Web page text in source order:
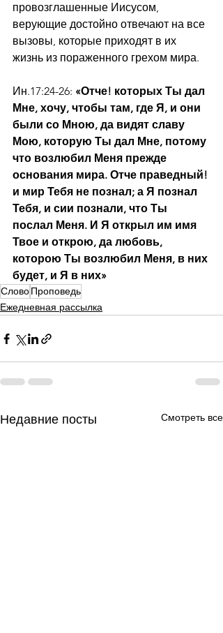
провозглашенные Иисусом,
верующие достойно отвечают на все
вызовы, которые приходят в их
жизнь из пораженного грехом мира.
Ин.17:24-26: «Отче! которых Ты дал
Мне, хочу, чтобы там, где Я, и они
были со Мною, да видят славу
Мою, которую Ты дал Мне, потому
что возлюбил Меня прежде
основания мира. Отче праведный!
и мир Тебя не познал; а Я познал
Тебя, и сии познали, что Ты
послал Меня. И Я открыл им имя
Твое и открою, да любовь,
которою Ты возлюбил Меня, в них
будет, и Я в них»
СловоПроповедь
Ежедневная рассылка
Недавние посты Смотреть все